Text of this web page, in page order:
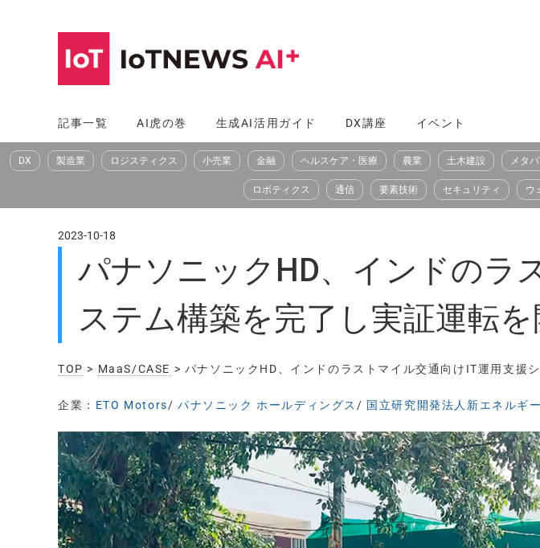
へ
ス
記事一覧 AI虎の巻 生成AI活用ガイド DX講座 イベント
DX 製造業 ロジスティクス 小売業 金融 ヘルスケア・医療 農業 土木建設 メタ
ロボティクス 通信 要素技術 セキュリティ ウ
2023-10-18
パナソニックHD、インドのラ
ステム構築を完了し実証運転
TOP > MaaS/CASE > パナソニックHD、インドのラストマイル交通向けIT運用支援
企業： ETO Motors/パナソニック ホールディングス / 国立研究開発法人新エネルギ